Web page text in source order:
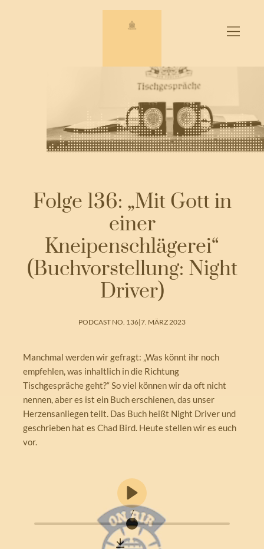
Folge 136: „Mit Gott in
einer
Kneipenschlägerei“
(Buchvorstellung: Night
Driver)
PODCAST NO. 136|7. MÄRZ 2023
Manchmal werden wir gefragt: „Was könnt ihr noch
empfehlen, was inhaltlich in die Richtung
Tischgespräche geht?“ So viel können wir da oft nicht
nennen, aber es ist ein Buch erschienen, das unser
Herzensanliegen teilt. Das Buch heißt Night Driver und
geschrieben hat es Chad Bird. Heute stellen wir es euch
vor.
/